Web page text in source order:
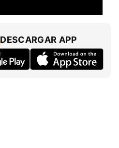
DESCARGAR APP